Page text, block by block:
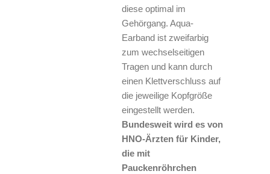
diese optimal im
Gehörgang. Aqua-
Earband ist zweifarbig
zum wechselseitigen
Tragen und kann durch
einen Klettverschluss auf
die jeweilige Kopfgröße
eingestellt werden.
Bundesweit wird es von
HNO-Ärzten für Kinder,
die mit
Pauckenröhrchen